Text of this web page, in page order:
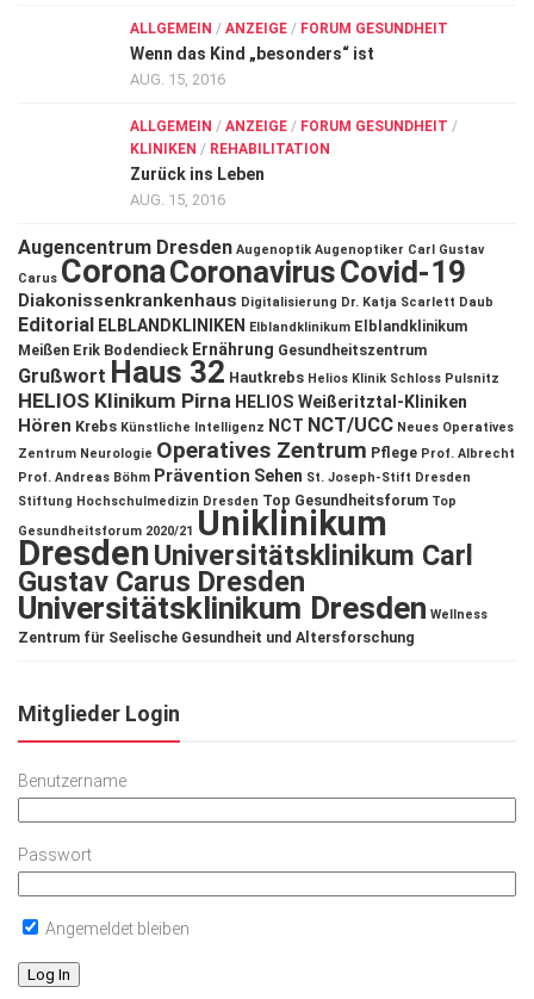
ALLGEMEIN / ANZEIGE / FORUM GESUNDHEIT
Wenn das Kind „besonders“ ist
AUG. 15, 2016
ALLGEMEIN / ANZEIGE / FORUM GESUNDHEIT /
KLINIKEN / REHABILITATION
Zurück ins Leben
AUG. 15, 2016
Augencentrum Dresden Augenoptik Augenoptiker Carl Gustav
Carus CoronaCoronavirusCovid-19
Diakonissenkrankenhaus Digitalisierung Dr. Katja Scarlett Daub
Editorial ELBLANDKLINIKEN Elblandklinikum Elblandklinikum
Meißen Erik Bodendieck Ernährung Gesundheitszentrum
Grußwort Haus 32 Hautkrebs Helios Klinik Schloss Pulsnitz
HELIOS Klinikum Pirna HELIOS Weißeritztal-Kliniken
Hören Krebs Künstliche Intelligenz NCT NCT/UCC Neues Operatives
Zentrum Neurologie Operatives Zentrum Pflege Prof. Albrecht
Prof. Andreas Böhm Prävention Sehen St. Joseph-Stift Dresden
Stiftung Hochschulmedizin Dresden Top Gesundheitsforum Top
Gesundheitsforum 2020/21 Uniklinikum
DresdenUniversitätsklinikum Carl
Gustav Carus Dresden
Universitätsklinikum Dresden Wellness
Zentrum für Seelische Gesundheit und Altersforschung
Mitglieder Login
Benutzername
Passwort
Angemeldet bleiben